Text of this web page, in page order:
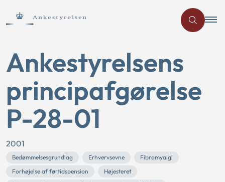
Ankestyrelsens
principafgørelse
P-28-01
2001
Bedømmelsesgrundlag Erhvervsevne
Fibromyalgi
Forhøjelse af førtidspension
Højesteret